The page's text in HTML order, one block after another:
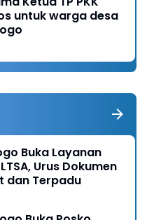
untuk warga desa
Buka Layanan
Urus Dokumen
dan Terpadu